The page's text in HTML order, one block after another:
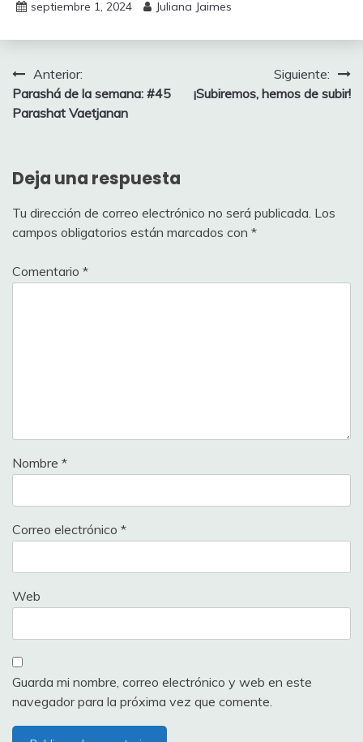
septiembre 1, 2024 Juliana Jaimes
Navegación
de
Anterior:
Parashá de la semana: #45
Parashat Vaetjanan
Siguiente:
¡Subiremos, hemos de subir!
Deja una respuesta
Tu dirección de correo electrónico no será publicada. Los
campos obligatorios están marcados con *
Comentario *
Nombre *
Correo electrónico *
Web
Guarda mi nombre, correo electrónico y web en este
navegador para la próxima vez que comente.